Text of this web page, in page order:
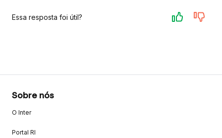
Essa resposta foi útil?
Sobre nós
O Inter
Portal RI